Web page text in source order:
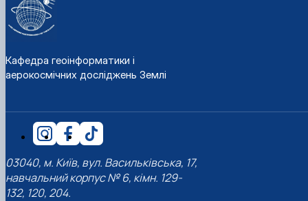
Кафедра геоінформатики і
аерокосмічних досліджень Землі
03040, м. Київ, вул. Васильківська, 17,
навчальний корпус № 6, кімн. 129-
132, 120, 204.